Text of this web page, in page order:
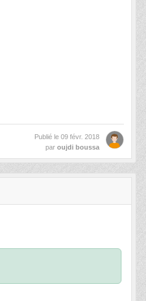
Publié le 09 févr. 2018
par oujdi boussa